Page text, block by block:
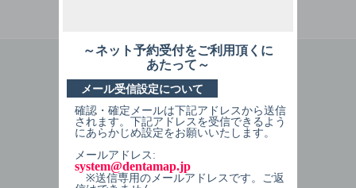
症状を選択してください
初診 クリーニング希望（保険）
再診 クリーニング希望（保険）
再診 クリーニング希望(院長担当)
初診 定期検診
～ネット予約受付をご利用頂くに
あたって～
メール受信設定について
確認・確定メールは下記アドレスから送信
されます。下記アドレスを受信できるよう
にあらかじめ設定をお願いいたします。
メールアドレス:
system@dentamap.jp
※送信専用のメールアドレスです。ご返